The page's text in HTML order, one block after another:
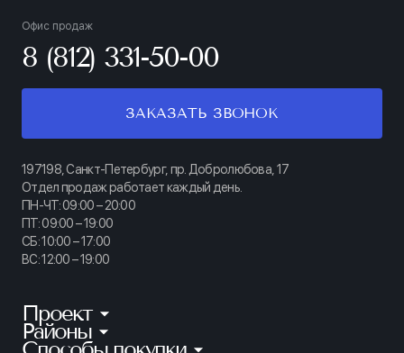
Офис продаж
8 (812) 331-50-00
ЗАКАЗАТЬ ЗВОНОК
197198, Санкт-Петербург, пр. Добролюбова, 17
Отдел продаж работает каждый день.
ПН-ЧТ: 09:00 – 20:00
ПТ: 09:00 – 19:00
СБ: 10:00 – 17:00
ВС: 12:00 – 19:00
Проект
КИНОПАРК
Районы
Калининский